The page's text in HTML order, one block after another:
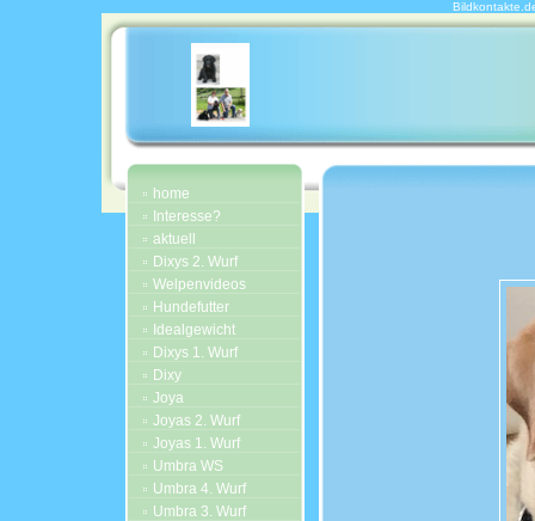
home
Interesse?
aktuell
Dixys 2. Wurf
Welpenvideos
Hundefutter
Idealgewicht
Dixys 1. Wurf
Dixy
Joya
Joyas 2. Wurf
Joyas 1. Wurf
Umbra WS
Umbra 4. Wurf
Umbra 3. Wurf